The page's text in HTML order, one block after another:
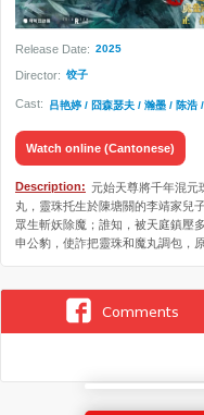
Release Date: 2025
Director: 饺子
Cast: 吕艳婷 / 囧森瑟夫 / 瀚墨 / 陈浩 /
Watch online (Cantonese)
Description: 元始天尊將千年混元
丸，靈珠托生於陳塘關的李靖家兒
眾生斬妖除魔；誰知，被天庭鎮壓
申公豹，使詐把靈珠和魔丸調包，
Comments